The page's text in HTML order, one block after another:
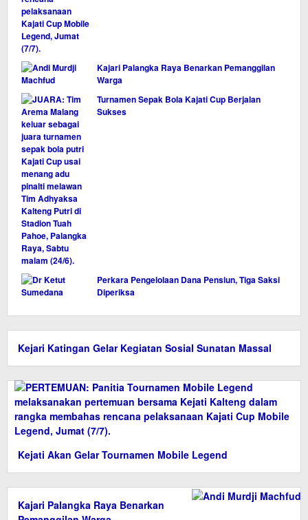
Kajari Palangka Raya Benarkan Pemanggilan
Warga
Turnamen Sepak Bola Kajati Cup Berjalan
Sukses
Perkara Pengelolaan Dana Pensiun, Tiga Saksi
Diperiksa
Kejari Katingan Gelar Kegiatan Sosial Sunatan Massal
Kejati Akan Gelar Tournamen Mobile Legend
Kajari Palangka Raya Benarkan